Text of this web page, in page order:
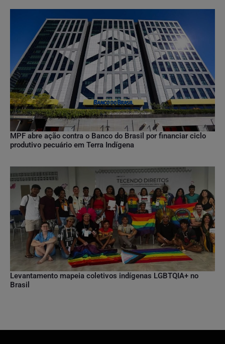
MPF abre ação contra o Banco do Brasil por financiar ciclo
produtivo pecuário em Terra Indígena
Levantamento mapeia coletivos indígenas LGBTQIA+ no
Brasil